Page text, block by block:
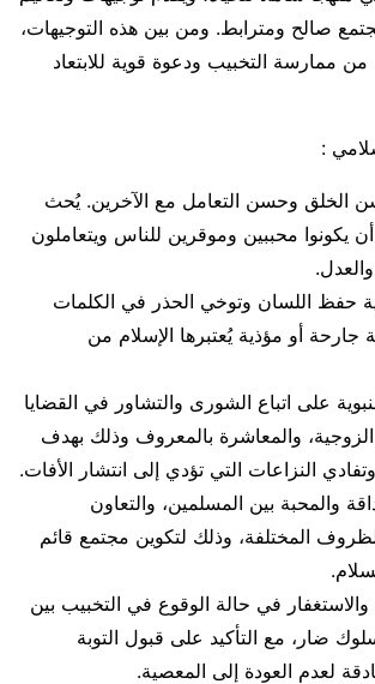
صالح ومترابط. ومن بين هذه التوجيهات،
من ممارسة التخبيب ودعوة قوية للابتعاد
:
الخلق وحسن التعامل مع الآخرين. يُحث
يكونوا محببين وموقرين للناس ويتعاملون
حفظ اللسان وتوخي الحذر في الكلمات
جارحة أو مؤذية يُعتبرها الإسلام من
على اتباع الشورى والتشاور في القضايا
الزوجية، والمعاشرة بالمعروف وذلك بهدف
النزاعات التي تؤدي إلى انتشار الأفات.
والمحبة بين المسلمين، والتعاون
المختلفة، وذلك لتكوين مجتمع قائم
في حالة الوقوع في التخبيب بين
ضار، مع التأكيد على قبول التوبة
لعدم العودة إلى المعصية.